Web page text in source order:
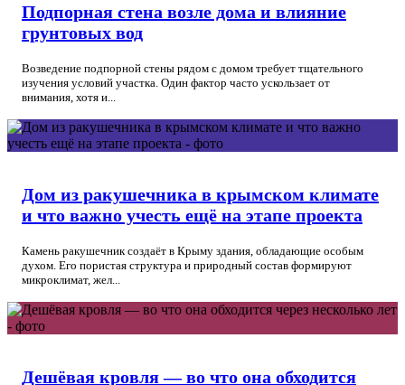
Подпорная стена возле дома и влияние
грунтовых вод
Возведение подпорной стены рядом с домом требует тщательного
изучения условий участка. Один фактор часто ускользает от
внимания, хотя и...
Дом из ракушечника в крымском климате
и что важно учесть ещё на этапе проекта
Камень ракушечник создаёт в Крыму здания, обладающие особым
духом. Его пористая структура и природный состав формируют
микроклимат, жел...
Дешёвая кровля — во что она обходится